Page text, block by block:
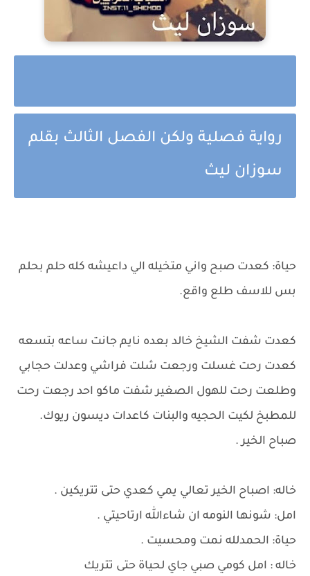
رواية فصلية ولكن الفصل الثالث بقلم
سوزان ليث
حياة: كعدت صبح واني متخيله الي داعيشه كله حلم بحلم
بس للاسف طلع واقع.
كعدت شفت الشيخ خالد بعده نايم جانت ساعه بتسعه
كعدت رحت غسلت ورجعت شلت فراشي وعدلت حجابي
وطلعت رحت للهول الصغير شفت ماكو احد رجعت رحت
للمطبخ لكيت الحجيه والبنات كاعدات ديسون ريوك.
صباح الخير .
خاله: اصباح الخير تعالي يمي كعدي حتى تتريكين .
امل: شونها النومه ان شاءالله ارتاحيتي .
حياة: الحمدلله نمت ومحسيت .
خاله : امل كومي صبي جاي لحياة حتى تتريك